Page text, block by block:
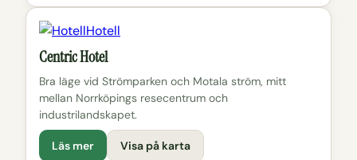
Hotell
Centric Hotel
Bra läge vid Strömparken och Motala ström, mitt
mellan Norrköpings resecentrum och
industrilandskapet.
Läs mer Visa på karta